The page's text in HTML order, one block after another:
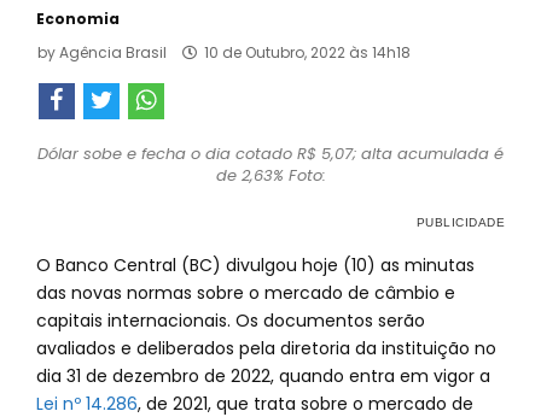
Economia
byAgência Brasil 10 de Outubro, 2022 às 14h18
Dólar sobe e fecha o dia cotado R$ 5,07; alta acumulada é
de 2,63% Foto:
O Banco Central (BC) divulgou hoje (10) as minutas
das novas normas sobre o mercado de câmbio e
capitais internacionais. Os documentos serão
avaliados e deliberados pela diretoria da instituição no
dia 31 de dezembro de 2022, quando entra em vigor a
Lei nº 14.286, de 2021, que trata sobre o mercado de